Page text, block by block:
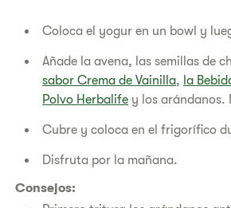
Coloca el yogur en un bowl y
Añade la avena, las semillas de
sabor Crema de Vainilla, la
Polvo Herbalife y los arándanos.
Cubre y coloca en el frigorífico
Disfruta por la mañana.
Consejos: